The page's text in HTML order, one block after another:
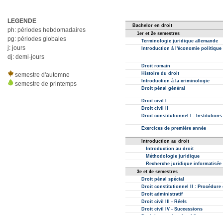
LEGENDE
ph: périodes hebdomadaires
pg: périodes globales
j: jours
dj: demi-jours
semestre d'automne
semestre de printemps